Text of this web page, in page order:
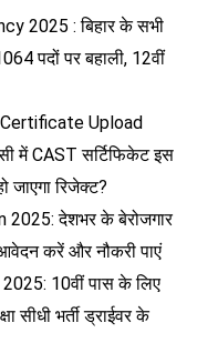
2025 : बिहार के सभी
पदों पर बहाली, 12वीं
Upload
में CAST सर्टिफिकेट इस
जाएगा रिजेक्ट?
देशभर के बेरोजगार
करें और नौकरी पाएं
10वीं पास के लिए
सीधी भर्ती ड्राईवर के